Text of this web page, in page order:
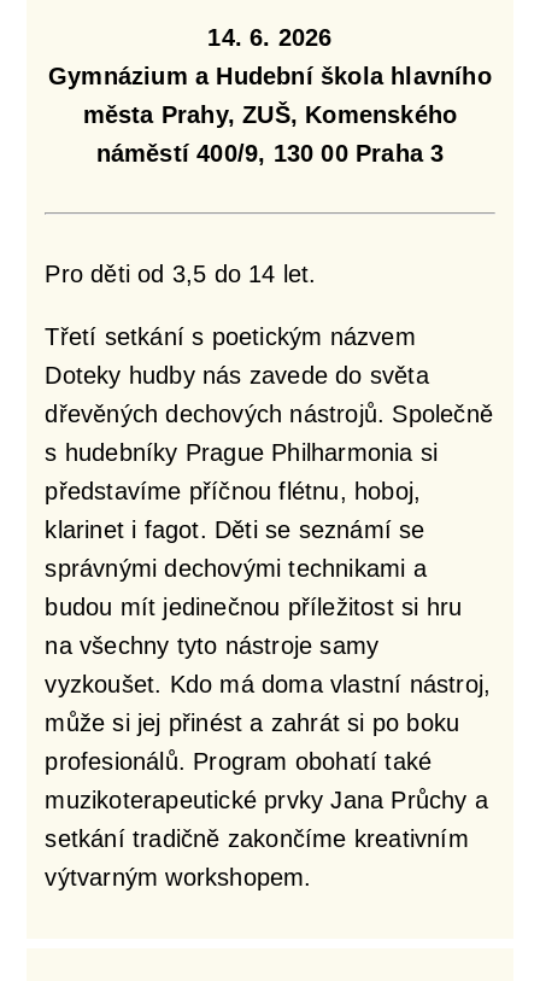
14. 6. 2026
Gymnázium a Hudební škola hlavního
města Prahy, ZUŠ, Komenského
náměstí 400/9, 130 00 Praha 3
Pro děti od 3,5 do 14 let.
Třetí setkání s poetickým názvem
Doteky hudby nás zavede do světa
dřevěných dechových nástrojů. Společně
s hudebníky Prague Philharmonia si
představíme příčnou flétnu, hoboj,
klarinet i fagot. Děti se seznámí se
správnými dechovými technikami a
budou mít jedinečnou příležitost si hru
na všechny tyto nástroje samy
vyzkoušet. Kdo má doma vlastní nástroj,
může si jej přinést a zahrát si po boku
profesionálů. Program obohatí také
muzikoterapeutické prvky Jana Průchy a
setkání tradičně zakončíme kreativním
výtvarným workshopem.